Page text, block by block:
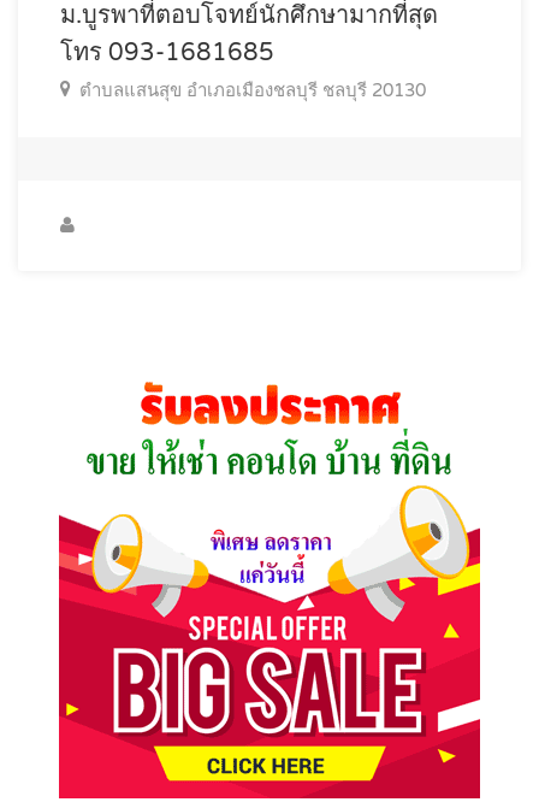
ม.บูรพาที่ตอบโจทย์นักศึกษามากที่สุด
โทร 093-1681685
ตำบลแสนสุข อำเภอเมืองชลบุรี ชลบุรี 20130